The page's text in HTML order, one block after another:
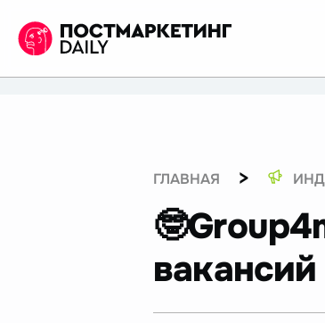
ГЛАВНАЯ >